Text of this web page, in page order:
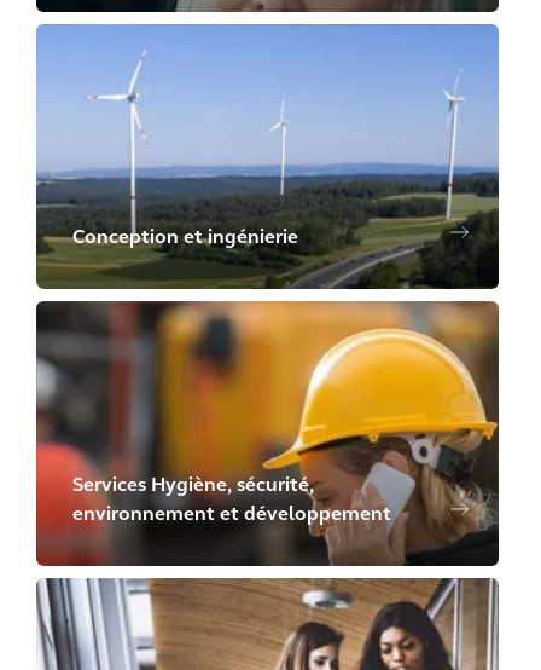
Conception et ingénierie
Services Hygiène, sécurité,
environnement et développement